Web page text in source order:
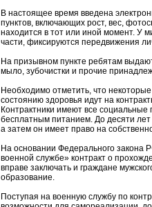
В настоящее время введена
пунктов, включающих рост, вес,
находится в тот или иной момент. У
части, фиксируются передвижения
На призывном пункте ребятам
мыло, зубочистки и прочие
Необходимо отметить, что
состоянию здоровья идут на
Контрактники имеют все
бесплатным питанием. До десяти
а затем он имеет право на
На основании Федерального закона
военной службе» контракт о
вправе заключать и граждане
образование.
Поступая на военную службу по